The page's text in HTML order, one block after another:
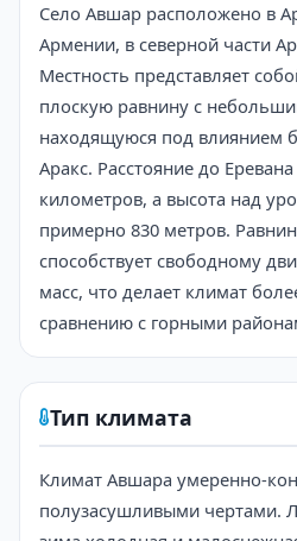
Село Авшар расположено в
Армении, в северной части
Местность представляет
плоскую равнину с
находящуюся под влиянием
Аракс. Расстояние до
километров, а высота над
примерно 830 метров.
способствует свободному
масс, что делает климат
сравнению с горными
Тип климата
Климат Авшара умеренно-
полузасушливыми чертами.